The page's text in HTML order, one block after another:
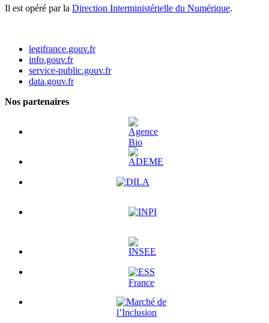
Il est opéré par la Direction Interministérielle du Numérique.
legifrance.gouv.fr
info.gouv.fr
service-public.gouv.fr
data.gouv.fr
Nos partenaires